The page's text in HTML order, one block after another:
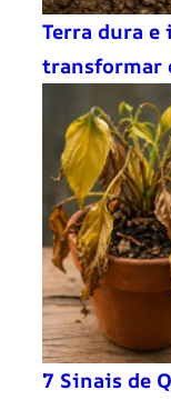
Terra dura e
transformar
7 Sinais de